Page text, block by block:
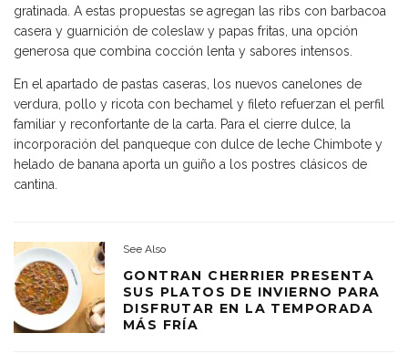
gratinada. A estas propuestas se agregan las ribs con barbacoa
casera y guarnición de coleslaw y papas fritas, una opción
generosa que combina cocción lenta y sabores intensos.
En el apartado de pastas caseras, los nuevos canelones de
verdura, pollo y ricota con bechamel y fileto refuerzan el perfil
familiar y reconfortante de la carta. Para el cierre dulce, la
incorporación del panqueque con dulce de leche Chimbote y
helado de banana aporta un guiño a los postres clásicos de
cantina.
See Also
GONTRAN CHERRIER PRESENTA
SUS PLATOS DE INVIERNO PARA
DISFRUTAR EN LA TEMPORADA
MÁS FRÍA